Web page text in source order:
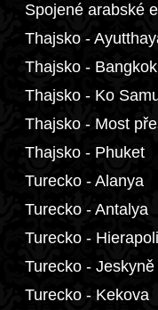
Spojené arabské
Thajsko -
Thajsko - Bangkok
Thajsko - Ko
Thajsko - Most
Thajsko - Phuket
Turecko - Alanya
Turecko - Antalya
Turecko -
Turecko -
Turecko - Kekova